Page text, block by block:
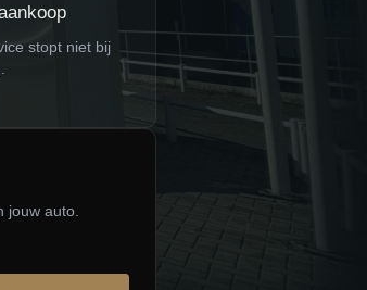
stopt niet bij
jouw auto.